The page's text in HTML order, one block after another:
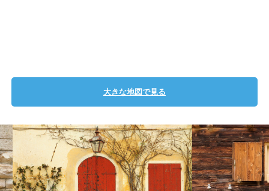
大きな地図で見る